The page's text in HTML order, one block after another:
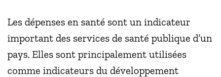
Les dépenses en santé sont un indicateur
important des services de santé publique d’un
pays. Elles sont principalement utilisées
comme indicateurs du développement